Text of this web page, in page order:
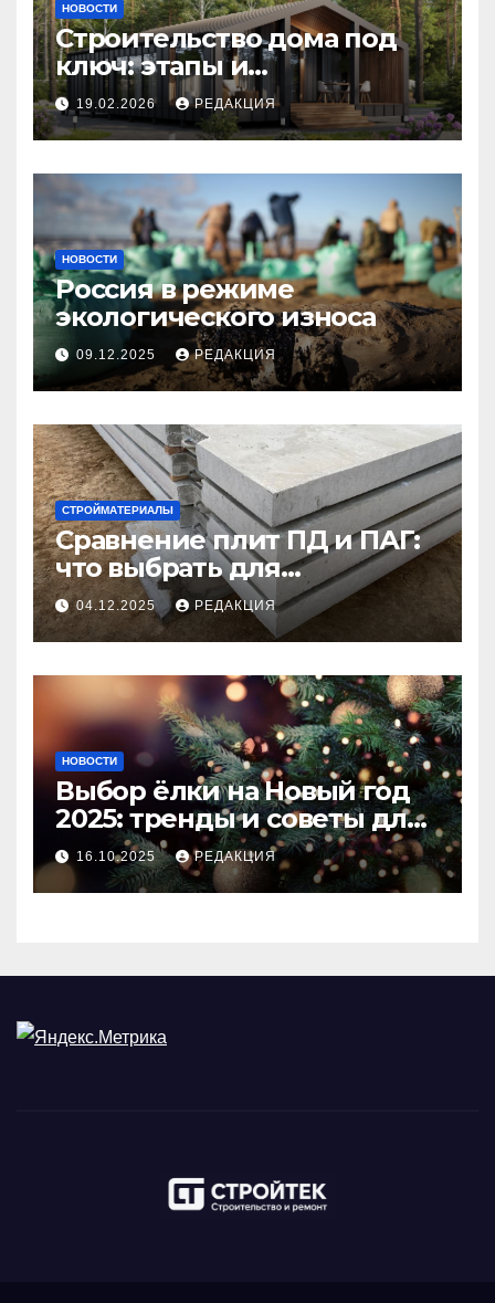
НОВОСТИ
Строительство дома под
ключ: этапы и
планирование бюджета
19.02.2026 РЕДАКЦИЯ
НОВОСТИ
Россия в режиме
экологического износа
09.12.2025 РЕДАКЦИЯ
СТРОЙМАТЕРИАЛЫ
Сравнение плит ПД и ПАГ:
что выбрать для
долговечного и прочного
покрытия
04.12.2025 РЕДАКЦИЯ
НОВОСТИ
Выбор ёлки на Новый год
2025: тренды и советы для
идеального праздника
16.10.2025 РЕДАКЦИЯ